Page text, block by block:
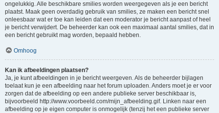
ongelukkig. Alle beschikbare smilies worden weergegeven als je een bericht
plaatst. Maak geen overdadig gebruik van smilies, ze maken een bericht snel
onleesbaar wat er toe kan leiden dat een moderator je bericht aanpast of heel
je bericht verwijdert. De beheerder kan ook een maximaal aantal smilies, dat in
een bericht gebruikt mag worden, bepaald hebben.
Omhoog
Kan ik afbeeldingen plaatsen?
Ja, je kunt afbeeldingen in je bericht weergeven. Als de beheerder bijlagen
toelaat kun je een afbeelding naar het forum uploaden. Anders moet je er voor
zorgen dat de afbeelding op een andere publieke server beschikbaar is,
bijvoorbeeld http://www.voorbeeld.com/mijn_afbeelding.gif. Linken naar een
afbeelding op je eigen computer is onmogelijk (tenzij het een publieke server